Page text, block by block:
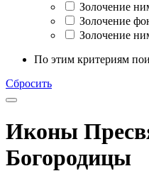
Золочение
Золочение
Золочение
По этим критериям
Сбросить
Иконы
Богородицы